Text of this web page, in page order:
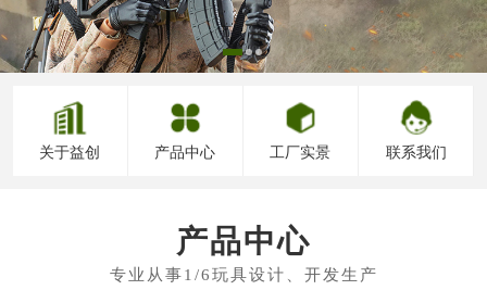
关于益创 产品中心 工厂实景 联系我们
产品中心